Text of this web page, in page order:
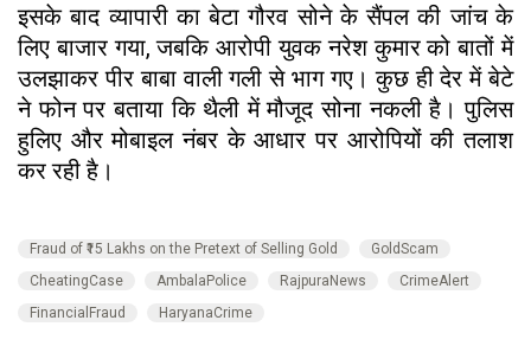
इसके बाद व्यापारी का बेटा गौरव सोने के सैंपल की जांच के
लिए बाजार गया, जबकि आरोपी युवक नरेश कुमार को बातों में
उलझाकर पीर बाबा वाली गली से भाग गए। कुछ ही देर में बेटे
ने फोन पर बताया कि थैली में मौजूद सोना नकली है। पुलिस
हुलिए और मोबाइल नंबर के आधार पर आरोपियों की तलाश
कर रही है।
Fraud of ₹15 Lakhs on the Pretext of Selling Gold
GoldScam
CheatingCase
AmbalaPolice RajpuraNews
CrimeAlert
FinancialFraud
HaryanaCrime